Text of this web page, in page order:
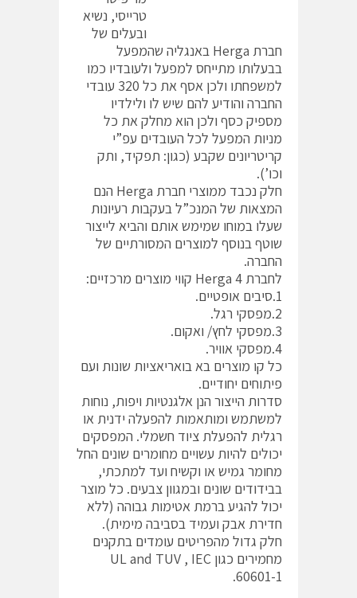
טרייסי, נשיא
ובעלים של
חברת Herga באנגליה שהמפעל
בבעלותו מתייחס למפעל ולעובדיו כמו
למשפחתו ולכן אסף את כל 320 עובדי
החברה והודיע להם שיש לו ולילדיו
מספיק כסף ולכן הוא מחלק את כל
מניות המפעל לכל העובדים עפ”י
קריטריונים שקבע (כגון: תפקיד, ותק
וכו’).
חלק נכבד ממוצרי חברת Herga הנם
המצאות של המנכ”ל בעקבות רעיונות
שעלו במוחו שמימש אותם והביא לייצור
שוטף בנוסף למוצרים המסורתיים של
החברה.
לחברת Herga 4 קווי מוצרים מרכזיים:
1.סיבים אופטיים.
2.מפסקי רגל.
3.מפסקי לחץ/ ואקום.
4.מפסקי אוויר.
כל קו מוצרים בא בואריאציות שונות ועם
פיתוחים יחודיים.
סדרות הייצור הנן אלגנטיות ויפות, נוחות
למשתמש ומותאמות להפעלה ידנית או
רגלית להפעלת ציוד חשמלי. המפסקים
יכולים להיות עשויים מחומרים שונים החל
מחומר גמיש או וקשיח ועד למתכתי,
בבידודים שונים ובמגוון צבעים. כל מוצר
יכול להגיע ברמת אטימות גבוהה (ללא
חדירת אבק ועמיד בסביבה מימית).
חלק גדול מהפריטים עומדים בתקנים
מחמירים כגון UL and TUV , IEC
60601-1.